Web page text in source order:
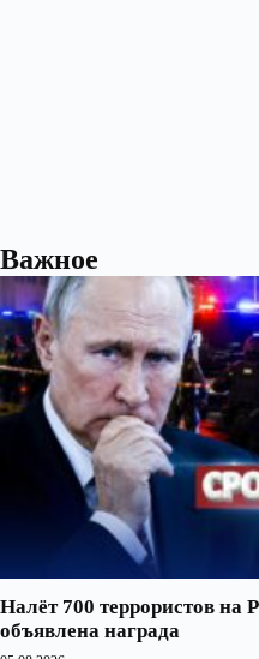
Важное
Налёт 700 террористов
объявлена награда